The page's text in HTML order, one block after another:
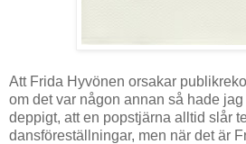
Att Frida Hyvönen orsakar
om det var någon annan så hade
deppigt, att en popstjärna alltid slår
dansföreställningar, men när det är